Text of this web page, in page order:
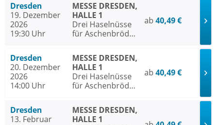
Dresden
19. Dezember
2026
19:30 Uhr
MESSE DRESDEN,
HALLE 1
Drei Haselnüsse
für Aschenbrödel
ab 40,49 €
Dresden
20. Dezember
2026
14:00 Uhr
MESSE DRESDEN,
HALLE 1
Drei Haselnüsse
für Aschenbrödel
ab 40,49 €
Dresden
13. Februar
MESSE DRESDEN,
HALLE 1